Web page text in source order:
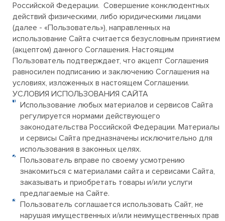
Российской Федерации. Совершение конклюдентных
действий физическими, либо юридическими лицами
(далее - «Пользователь»), направленных на
использование Сайта считается безусловным принятием
(акцептом) данного Соглашения. Настоящим
Пользователь подтверждает, что акцепт Соглашения
равносилен подписанию и заключению Соглашения на
условиях, изложенных в настоящем Соглашении.
УСЛОВИЯ ИСПОЛЬЗОВАНИЯ САЙТА
Использование любых материалов и сервисов Сайта
регулируется нормами действующего
законодательства Российской Федерации. Материалы
и сервисы Сайта предназначены исключительно для
использования в законных целях.
Пользователь вправе по своему усмотрению
знакомиться с материалами сайта и сервисами Сайта,
заказывать и приобретать товары и/или услуги
предлагаемые на Сайте.
Пользователь соглашается использовать Сайт, не
нарушая имущественных и/или неимущественных прав